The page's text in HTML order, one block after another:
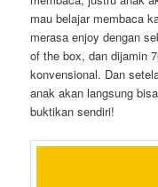
mau belajar membaca
merasa enjoy dengan
of the box, dan dijamin
konvensional. Dan
anak akan langsung
buktikan sendiri!